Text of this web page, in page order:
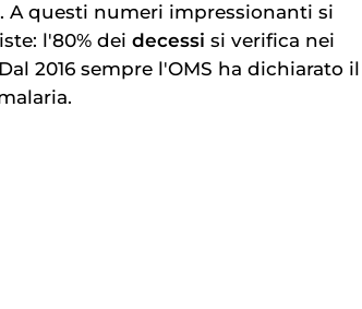
. A questi numeri impressionanti si
l'80% dei decessi si verifica nei
2016 sempre l'OMS ha dichiarato il